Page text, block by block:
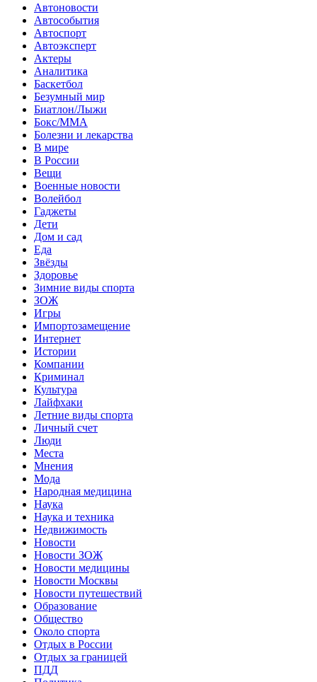
Автоновости
Автособытия
Автоспорт
Автоэксперт
Актеры
Аналитика
Баскетбол
Безумный мир
Биатлон/Лыжи
Бокс/MMA
Болезни и лекарства
В мире
В России
Вещи
Военные новости
Волейбол
Гаджеты
Дети
Дом и сад
Еда
Звёзды
Здоровье
Зимние виды спорта
ЗОЖ
Игры
Импортозамещение
Интернет
Истории
Компании
Криминал
Культура
Лайфхаки
Летние виды спорта
Личный счет
Люди
Места
Мнения
Мода
Народная медицина
Наука
Наука и техника
Недвижимость
Новости
Новости ЗОЖ
Новости медицины
Новости Москвы
Новости путешествий
Образование
Общество
Около спорта
Отдых в России
Отдых за границей
ПДД